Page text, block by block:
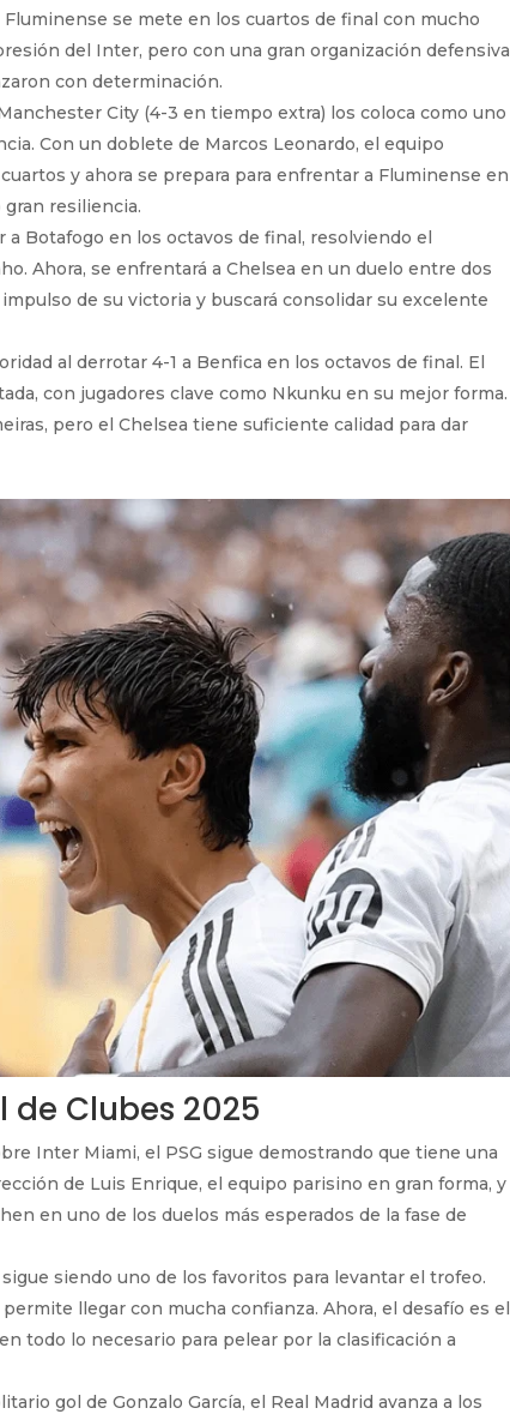
se mete en los cuartos de final con mucho
del Inter, pero con una gran organización defensiva
con determinación.
City (4-3 en tiempo extra) los coloca como uno
Con un doblete de Marcos Leonardo, el equipo
y ahora se prepara para enfrentar a Fluminense en
resiliencia.
a Botafogo en los octavos de final, resolviendo el
Ahora, se enfrentará a Chelsea en un duelo entre dos
de su victoria y buscará consolidar su excelente
al derrotar 4-1 a Benfica en los octavos de final. El
con jugadores clave como Nkunku en su mejor forma.
pero el Chelsea tiene suficiente calidad para dar
Clubes 2025
Inter Miami, el PSG sigue demostrando que tiene una
de Luis Enrique, el equipo parisino en gran forma, y
en uno de los duelos más esperados de la fase de
siendo uno de los favoritos para levantar el trofeo.
llegar con mucha confianza. Ahora, el desafío es el
todo lo necesario para pelear por la clasificación a
gol de Gonzalo García, el Real Madrid avanza a los